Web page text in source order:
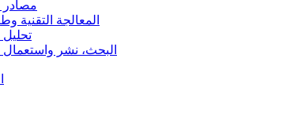
مصادر
المعالجة التقنية
البحث، نشر واستعمال